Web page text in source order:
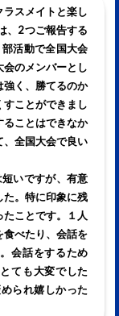
スメイトと楽し
、2つご報告する
活動で全国大会
のメンバーとし
強く、勝てるのか
ことができまし
ることはできなか
、全国大会で良い
いですが、有意
。特に印象に残
ことです。１人
食べたり、会話を
会話をするため
ても大変でした
られ嬉しかった